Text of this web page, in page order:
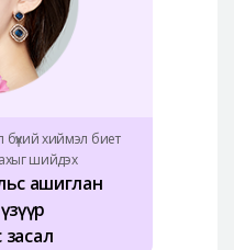
хиймэл биет
шийдэх
ашиглан
засал